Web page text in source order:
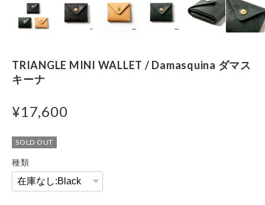
TRIANGLE MINI WALLET / Damasquina ダマス
キーナ
¥17,600
SOLD OUT
種類